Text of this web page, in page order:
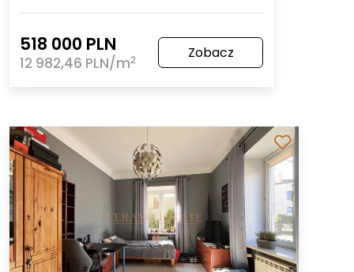
518 000 PLN
12 982,46 PLN/m2 Zobacz